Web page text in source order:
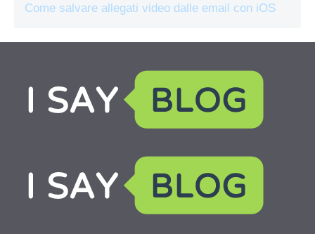
Come salvare allegati video dalle email con iOS